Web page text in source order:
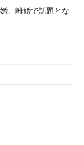
、離婚で話題とな